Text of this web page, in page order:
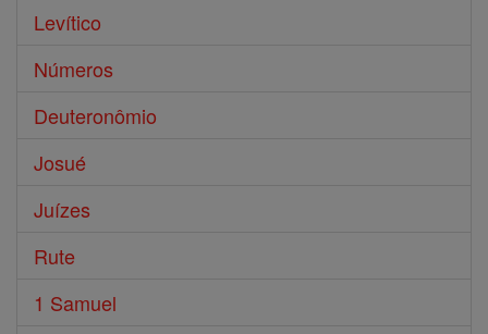
Levítico
Números
Deuteronômio
Josué
Juízes
Rute
1 Samuel